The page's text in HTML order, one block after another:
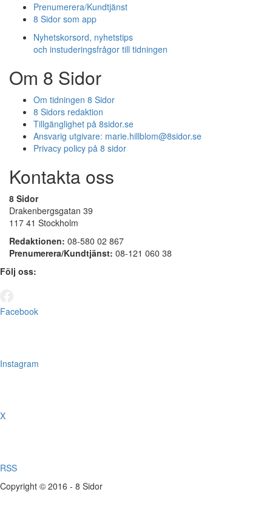
Prenumerera/Kundtjänst
8 Sidor som app
Nyhetskorsord, nyhetstips
och instuderingsfrågor till tidningen
Om 8 Sidor
Om tidningen 8 Sidor
8 Sidors redaktion
Tillgänglighet på 8sidor.se
Ansvarig utgivare: marie.hillblom@8sidor.se
Privacy policy på 8 sidor
Kontakta oss
8 Sidor
Drakenbergsgatan 39
117 41 Stockholm
Redaktionen: 08-580 02 867
Prenumerera/Kundtjänst: 08-121 060 38
Följ oss:
Facebook
Instagram
X
RSS
Copyright © 2016 - 8 Sidor